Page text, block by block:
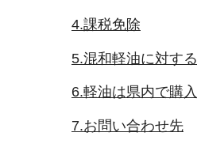
4.課税免除
5.混和軽油に対す
6.軽油は県内で購
7.お問い合わせ先